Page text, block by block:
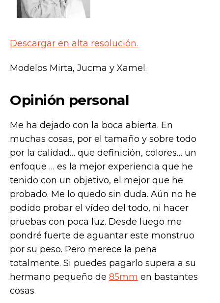
Descargar en alta resolución.
Modelos Mirta, Jucma y Xamel.
Opinión personal
Me ha dejado con la boca abierta. En
muchas cosas, por el tamaño y sobre todo
por la calidad… que definición, colores… un
enfoque … es la mejor experiencia que he
tenido con un objetivo, el mejor que he
probado. Me lo quedo sin duda. Aún no he
podido probar el vídeo del todo, ni hacer
pruebas con poca luz. Desde luego me
pondré fuerte de aguantar este monstruo
por su peso. Pero merece la pena
totalmente. Si puedes pagarlo supera a su
hermano pequeño de 85mm en bastantes
cosas.